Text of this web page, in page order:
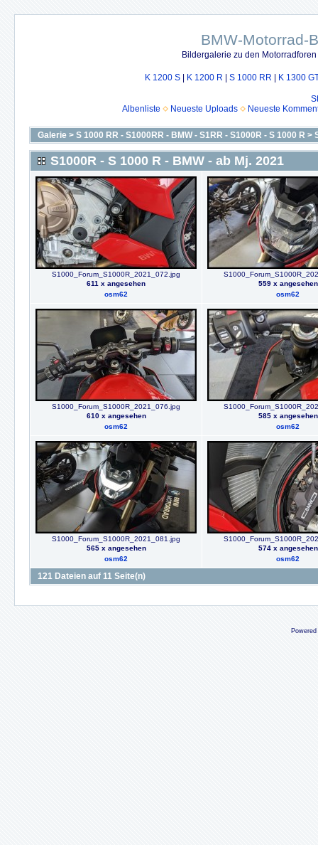
BMW-Motorrad-
Bildergalerie zu den
K 1200 S| K 1200 R S 1000 RR K 1300
Albenliste
Neueste Uploads Neueste
Galerie > S 1000 RR - S1000RR - BMW - S1RR - S1000R - S 1000 R >
S1000R - S 1000 R - BMW - ab Mj. 2021
S1000_Forum_S1000R_2021_072.jpg
611 x angesehen
osm62
559 x angesehen
osm62
S1000_Forum_S1000R_2021_076.jpg
610 x angesehen
osm62
585 x angesehen
osm62
S1000_Forum_S1000R_2021_081.jpg
565 x angesehen
osm62
574 x angesehen
osm62
121 Dateien auf 11 Seite(n)